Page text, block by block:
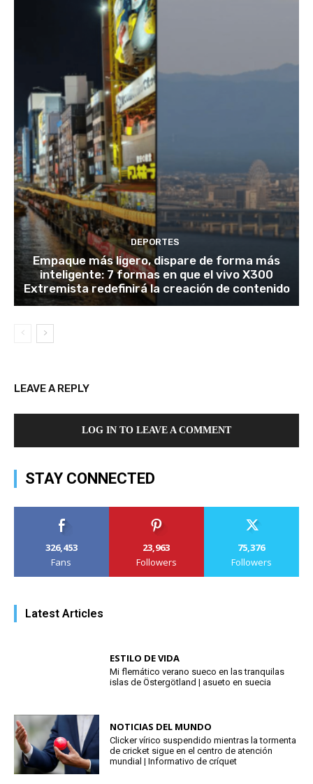
DEPORTES
Empaque más ligero, dispare de forma más
inteligente: 7 formas en que el vivo X300
Extremista redefinirá la creación de contenido
LEAVE A REPLY
LOG IN TO LEAVE A COMMENT
STAY CONNECTED
326,453
Fans
23,963
Followers
75,376
Followers
Latest Articles
ESTILO DE VIDA
Mi flemático verano sueco en las tranquilas
islas de Östergötland | asueto en suecia
NOTICIAS DEL MUNDO
Clicker vírico suspendido mientras la tormenta
de cricket sigue en el centro de atención
mundial | Informativo de críquet